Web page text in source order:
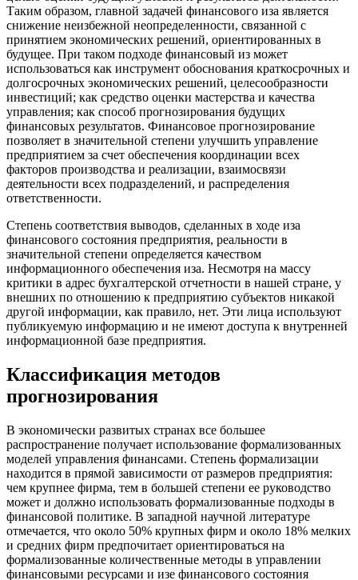
Таким образом, главной задачей финансового иза является
снижение неизбежной неопределенности, связанной с
принятием экономических решений, ориентированных в
будущее. При таком подходе финансовый из может
использоваться как инструмент обоснования краткосрочных и
долгосрочных экономических решений, целесообразности
инвестиций; как средство оценки мастерства и качества
управления; как способ прогнозирования будущих
финансовых результатов. Финансовое прогнозирование
позволяет в значительной степени улучшить управление
предприятием за счет обеспечения координации всех
факторов производства и реализации, взаимосвязи
деятельности всех подразделений, и распределения
ответственности.
Степень соответствия выводов, сделанных в ходе иза
финансового состояния предприятия, реальности в
значительной степени определяется качеством
информационного обеспечения иза. Несмотря на массу
критики в адрес бухгалтерской отчетности в нашей стране, у
внешних по отношению к предприятию субъектов никакой
другой информации, как правило, нет. Эти лица используют
публикуемую информацию и не имеют доступа к внутренней
информационной базе предприятия.
Классификация методов
прогнозирования
В экономически развитых странах все большее
распространение получает использование формализованных
моделей управления финансами. Степень формализации
находится в прямой зависимости от размеров предприятия:
чем крупнее фирма, тем в большей степени ее руководство
может и должно использовать формализованные подходы в
финансовой политике. В западной научной литературе
отмечается, что около 50% крупных фирм и около 18% мелких
и средних фирм предпочитает ориентироваться на
формализованные количественные методы в управлении
финансовыми ресурсами и изе финансового состояния